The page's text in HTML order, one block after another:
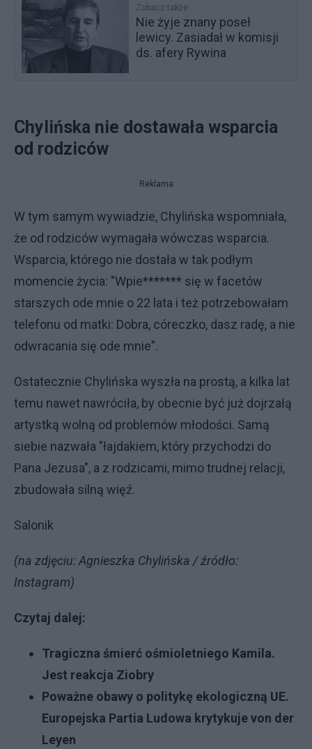
Zobacz także
Nie żyje znany poseł
lewicy. Zasiadał w komisji
ds. afery Rywina
Chylińska nie dostawała wsparcia
od rodziców
Reklama
W tym samym wywiadzie, Chylińska wspomniała,
że od rodziców wymagała wówczas wsparcia.
Wsparcia, którego nie dostała w tak podłym
momencie życia: "Wpie******* się w facetów
starszych ode mnie o 22 lata i też potrzebowałam
telefonu od matki: Dobra, córeczko, dasz radę, a nie
odwracania się ode mnie".
Ostatecznie Chylińska wyszła na prostą, a kilka lat
temu nawet nawróciła, by obecnie być już dojrzałą
artystką wolną od problemów młodości. Samą
siebie nazwała "łajdakiem, który przychodzi do
Pana Jezusa", a z rodzicami, mimo trudnej relacji,
zbudowała silną więź.
Salonik
(na zdjęciu: Agnieszka Chylińska / źródło:
Instagram)
Czytaj dalej:
Tragiczna śmierć ośmioletniego Kamila.
Jest reakcja Ziobry
Poważne obawy o politykę ekologiczną UE.
Europejska Partia Ludowa krytykuje von der
Leyen